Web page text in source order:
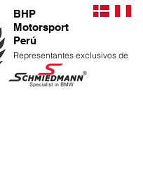
BHP
Motorsport
Perú
Representantes exclusivos de